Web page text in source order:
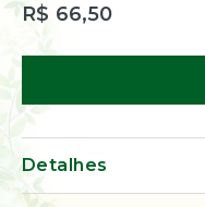
Kumbaya
R$ 66,50
Detalhes